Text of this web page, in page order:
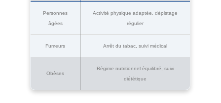
Personnes
âgées
Activité physique adaptée, dépistage
régulier
Fumeurs Arrêt du tabac, suivi médical
Obèses
Régime nutritionnel équilibré, suivi
diététique